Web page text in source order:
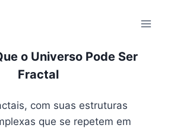
o Universo Pode Ser
Fractal
com suas estruturas
que se repetem em